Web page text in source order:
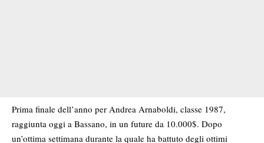
Prima finale dell’anno per Andrea Arnaboldi, classe 1987,
raggiunta oggi a Bassano, in un future da 10.000$. Dopo
un’ottima settimana durante la quale ha battuto degli ottimi